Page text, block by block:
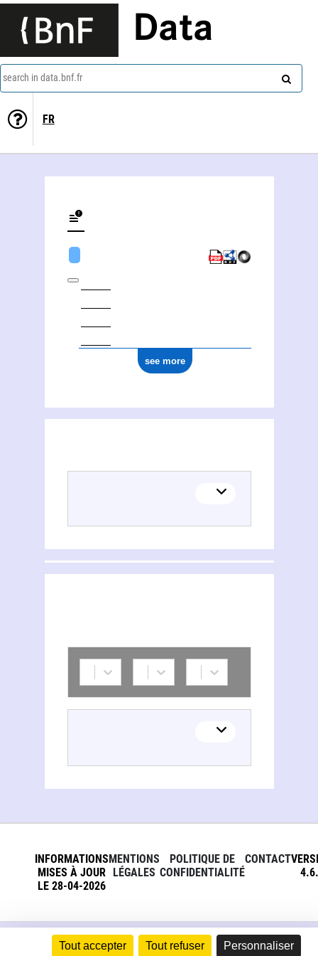
Tout accepter Tout refuser Personnaliser
Data
search in data.bnf.fr
FR
see more
INFORMATIONS
MISES À JOUR
LE 28-04-2026
MENTIONS
LÉGALES
POLITIQUE DE
CONFIDENTIALITÉ
CONTACT